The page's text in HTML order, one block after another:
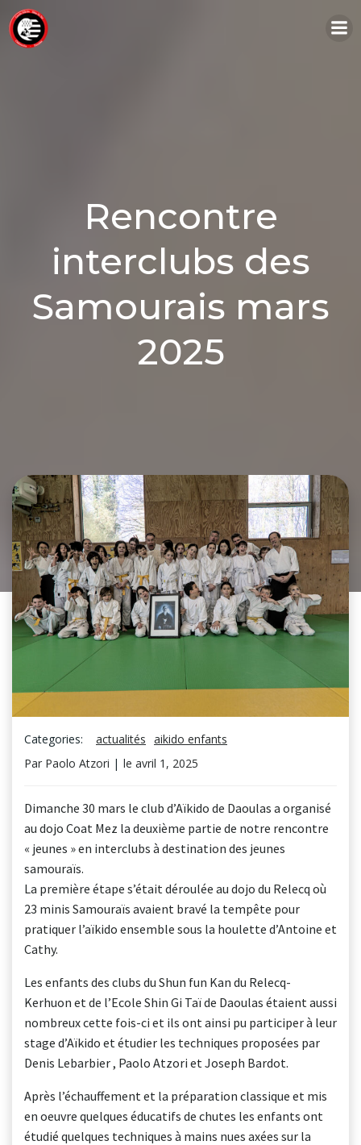
Rencontre
interclubs des
Samourais mars
2025
Categories: actualités aikido enfants
Par Paolo Atzori | le avril 1, 2025
Dimanche 30 mars le club d’Aïkido de Daoulas a organisé
au dojo Coat Mez la deuxième partie de notre rencontre
« jeunes » en interclubs à destination des jeunes
samouraïs.
La première étape s’était déroulée au dojo du Relecq où
23 minis Samouraïs avaient bravé la tempête pour
pratiquer l’aïkido ensemble sous la houlette d’Antoine et
Cathy.
Les enfants des clubs du Shun fun Kan du Relecq-
Kerhuon et de l’Ecole Shin Gi Taï de Daoulas étaient aussi
nombreux cette fois-ci et ils ont ainsi pu participer à leur
stage d’Aïkido et étudier les techniques proposées par
Denis Lebarbier , Paolo Atzori et Joseph Bardot.
Après l’échauffement et la préparation classique et mis
en oeuvre quelques éducatifs de chutes les enfants ont
étudié quelques techniques à mains nues axées sur la